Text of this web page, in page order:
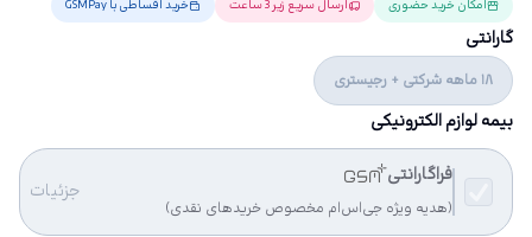
امکان خرید حضوری ارسال سریع زیر 3 ساعت خرید اقساطی با GSMPay
گارانتی
18 ماهه شرکتی + رجیستری
بیمه لوازم الکترونیکی
فراگارانتی
(هدیه ویژه جی‌اس‌ام مخصوص خریدهای نقدی)
جزئیات